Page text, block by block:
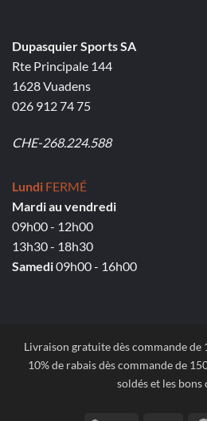
Dupasquier Sports SA
Rte Principale 144
1628 Vuadens
026 912 74 75
CHE-268.224.588
Lundi FERMÉ
Mardi au vendredi
09h00 - 12h00
13h30 - 18h30
Samedi09h00 - 16h00
Livraison gratuite dès commande de
10% de rabais dès commande de
soldés et les bons